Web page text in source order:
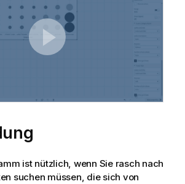
ist nützlich, wenn Sie rasch nach
suchen müssen, die sich von